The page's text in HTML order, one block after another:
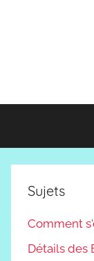
Sujets
Comment
Détails des